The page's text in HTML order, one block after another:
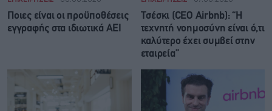
Ποιες είναι οι προϋποθέσεις
εγγραφής στα ιδιωτικά ΑΕΙ
Τσέσκι (CEO Airbnb): “Η
τεχνητή νοημοσύνη είναι ό,τι
καλύτερο έχει συμβεί στην
εταιρεία”